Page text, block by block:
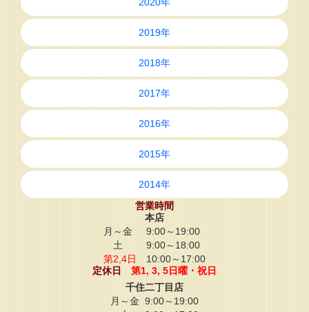
2019年
2018年
2017年
2016年
2015年
2014年
営業時間
本店
月～金
9:00～19:00
土
9:00～18:00
第2,4日 10:00～17:00
定休日
第1, 3, 5日曜・祝日
千住二丁目店
月～金 9:00～19:00